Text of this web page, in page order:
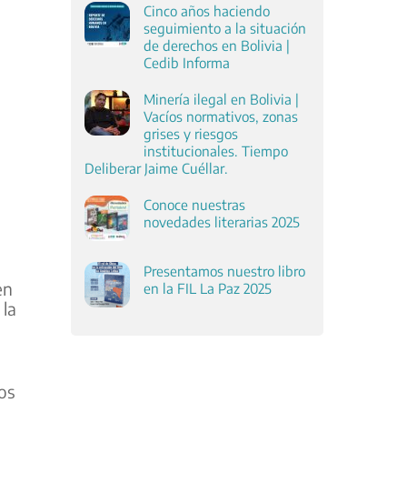
Cinco años haciendo
seguimiento a la situación
de derechos en Bolivia |
Cedib Informa
Minería ilegal en Bolivia |
Vacíos normativos, zonas
grises y riesgos
institucionales. Tiempo
Deliberar Jaime Cuéllar.
Conoce nuestras
novedades literarias 2025
Presentamos nuestro libro
en la FIL La Paz 2025